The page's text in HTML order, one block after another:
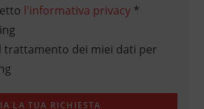
l'informativa privacy*
trattamento dei miei dati per